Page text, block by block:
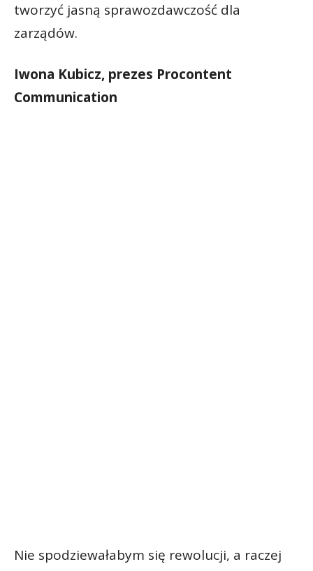
tworzyć jasną sprawozdawczość dla
zarządów.
Iwona Kubicz, prezes Procontent
Communication
Nie spodziewałabym się rewolucji, a raczej